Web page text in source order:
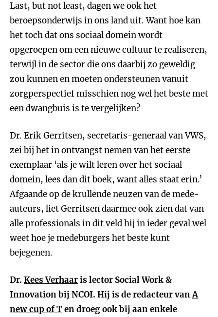
Last, but not least, dagen we ook het
beroepsonderwijs in ons land uit. Want hoe kan
het toch dat ons sociaal domein wordt
opgeroepen om een nieuwe cultuur te realiseren,
terwijl in de sector die ons daarbij zo geweldig
zou kunnen en moeten ondersteunen vanuit
zorgperspectief misschien nog wel het beste met
een dwangbuis is te vergelijken?
Dr. Erik Gerritsen, secretaris-generaal van VWS,
zeibij het in ontvangst nemen van het eerste
exemplaar ‘als je wilt leren over het sociaal
domein, lees dan dit boek, want alles staat erin.’
Afgaande op de krullende neuzen van de mede-
auteurs, liet Gerritsen daarmee ook zien dat van
alle professionals in dit veld hij in ieder geval wel
weet hoe je medeburgers het beste kunt
bejegenen.
Dr. Kees Verhaaris lector Social Work &
Innovation bij NCOI. Hij is de redacteur vanA
new cup of Ten droeg ook bij aan enkele